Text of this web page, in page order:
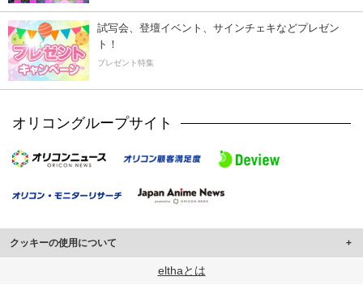
試写会、登壇イベント、サインチェキなどプレゼン
ト！
プレゼント特集
オリコングループサイト
クッキーの使用について
このサイトでは Cookie を使用して、ユーザーに合わせたコンテンツや広告の
elthaとは